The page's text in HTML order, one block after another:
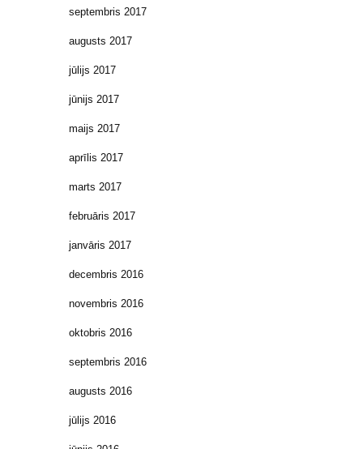
septembris 2017
augusts 2017
jūlijs 2017
jūnijs 2017
maijs 2017
aprīlis 2017
marts 2017
februāris 2017
janvāris 2017
decembris 2016
novembris 2016
oktobris 2016
septembris 2016
augusts 2016
jūlijs 2016